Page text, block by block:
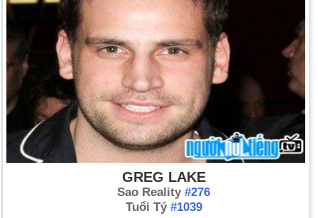
GREG LAKE
Sao Reality #276
Tuổi Tý #1039